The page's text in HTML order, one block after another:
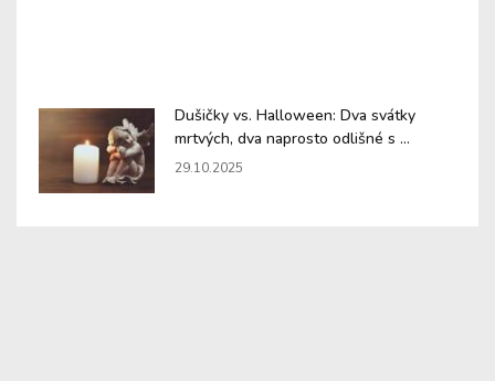
Dušičky vs. Halloween: Dva svátky
mrtvých, dva naprosto odlišné s ...
29.10.2025